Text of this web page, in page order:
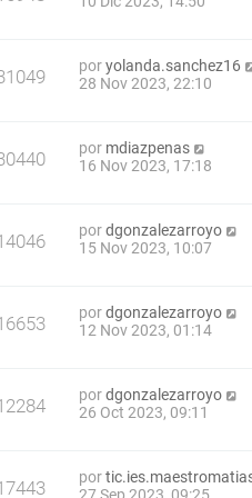
poryolanda.sanchez16
28 Nov 2023, 22:10
por mdiazpenas
16 Nov 2023, 17:18
pordgonzalezarroyo
15 Nov 2023, 10:07
pordgonzalezarroyo
12 Nov 2023, 01:14
pordgonzalezarroyo
26 Oct 2023, 09:11
por